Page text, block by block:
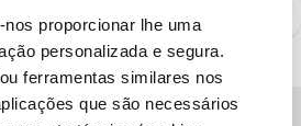
proporcionar lhe uma
personalizada e segura.
ferramentas similares nos
que são necessários